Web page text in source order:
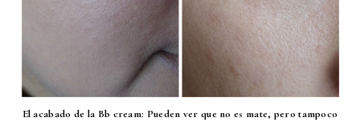
El acabado de la Bb cream: Pueden ver que no es mate, pero tampoco